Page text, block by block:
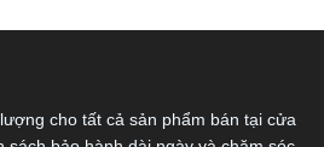
cho tất cả sản phẩm bán tại cửa